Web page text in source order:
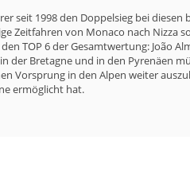
seit 1998 den Doppelsieg bei
Zeitfahren von Monaco nach Nizza
TOP 6 der Gesamtwertung: João
Bretagne und in den Pyrenäen
Vorsprung in den Alpen weiter
ermöglicht hat.